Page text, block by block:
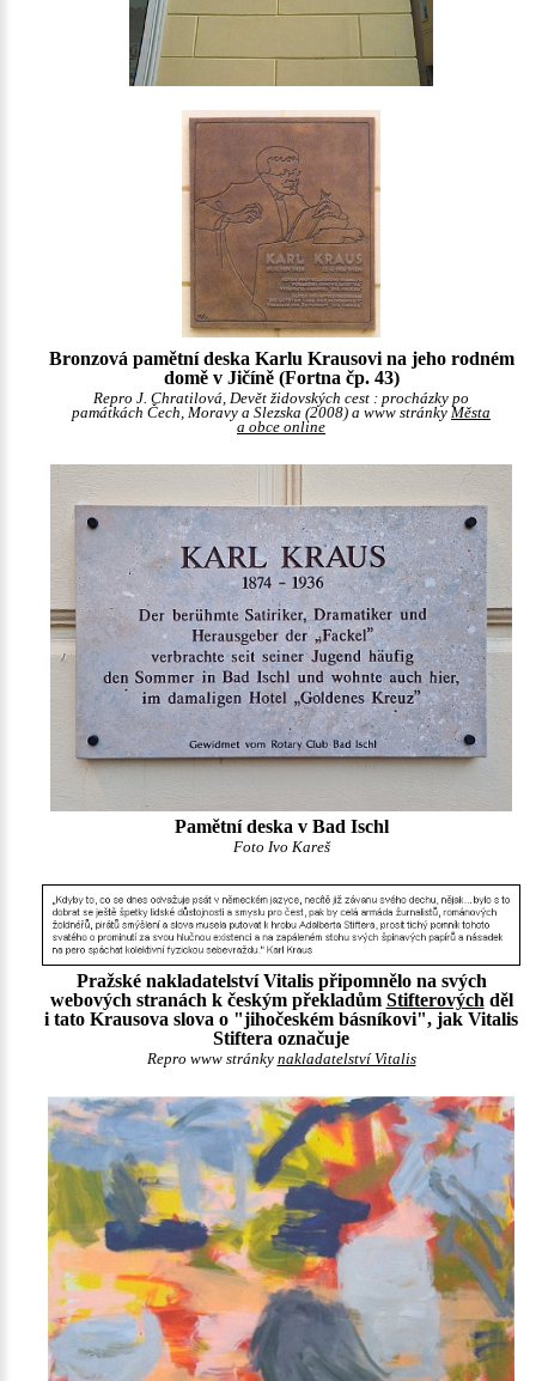
Bronzová pamětní deska Karlu Krausovi na jeho rodném
domě v Jičíně (Fortna čp. 43)
Repro J. Chratilová, Devět židovských cest : procházky po
památkách Čech, Moravy a Slezska (2008) a www stránky Města
a obce online
Pamětní deska v Bad Ischl
Foto Ivo Kareš
Pražské nakladatelství Vitalis připomnělo na svých
webových stranách k českým překladům Stifterových děl
i tato Krausova slova o "jihočeském básníkovi", jak Vitalis
Stiftera označuje
Repro www stránky nakladatelství Vitalis